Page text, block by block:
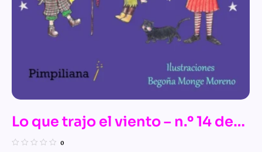
Lo que trajo el viento – n.º 14 de
Las mágicas aventuras de la bruja
0